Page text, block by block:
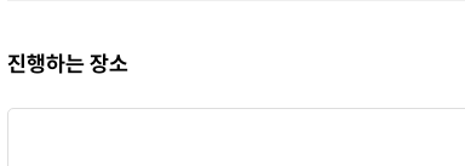
진행하는 장소